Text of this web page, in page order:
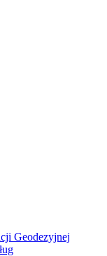
Geodezyjnej